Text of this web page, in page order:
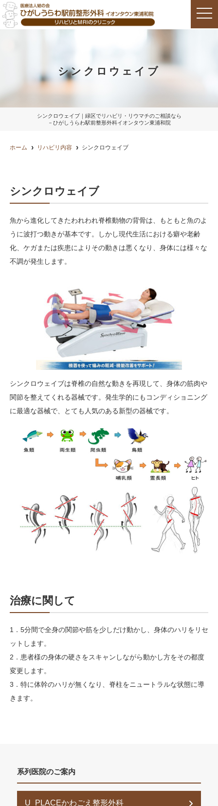
シンクロウェイブ​
シンクロウェイブ​｜緑区でリハビリ・リウマチのご相談なら
－ひがしうらわ駅前整形外科イオンタウン東浦和院
ホーム リハビリ内容 シンクロウェイブ​
シンクロウェイブ​
魚から進化してきたわれわれ脊椎動物の背骨は、もともと魚のよ
うに波打つ動きが基本です。しかし現代生活における癖や老齢
化、ケガまたは疾患によりその動きは悪くなり、身体には様々な
不調が発生します。
シンクロウェイブは脊椎の自然な動きを再現して、身体の筋肉や
関節を整えてくれる器械です。発生学的にもコンディ ショニング
に最適な器械で、とても人気のある新型の器械です。
治療に関して
1．5分間で全身の関節や筋を少しだけ動かし、身体のハリをリセ
ットします。
2．患者様の身体の硬さをスキャンしながら動かし方をその都度
変更します。
3．特に体幹のハリが無くなり、脊柱をニュートラルな状態に導
きます。
系列医院のご案内
U_PLACEかわごえ整形外科